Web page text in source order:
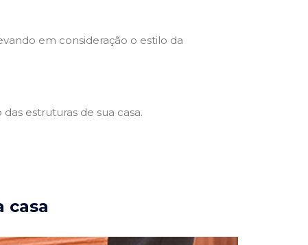
em consideração o estilo da
estruturas de sua casa.
casa